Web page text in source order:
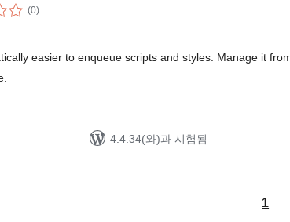
(0전
체)
easier to enqueue scripts and styles. Manage it
4.4.34(와)과 시험됨
1